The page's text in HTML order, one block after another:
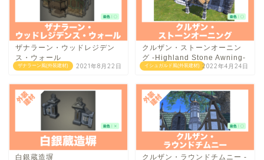
ザナラーン風(外装建材)
ザナラーン・ウッドレジデン
ス・ウォール
2021年8月22日 イシュガルド風(外装建材)
クルザン・ストーンオーニン
グ -Highland Stone Awning-
2022年4月24日
白銀蔵造塀
クルザン・ラウンドチムニー -